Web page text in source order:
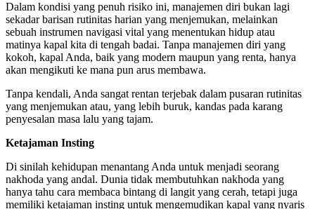
Dalam kondisi yang penuh risiko ini, manajemen diri bukan lagi
sekadar barisan rutinitas harian yang menjemukan, melainkan
sebuah instrumen navigasi vital yang menentukan hidup atau
matinya kapal kita di tengah badai. Tanpa manajemen diri yang
kokoh, kapal Anda, baik yang modern maupun yang renta, hanya
akan mengikuti ke mana pun arus membawa.
Tanpa kendali, Anda sangat rentan terjebak dalam pusaran rutinitas
yang menjemukan atau, yang lebih buruk, kandas pada karang
penyesalan masa lalu yang tajam.
Ketajaman Insting
Di sinilah kehidupan menantang Anda untuk menjadi seorang
nakhoda yang andal. Dunia tidak membutuhkan nakhoda yang
hanya tahu cara membaca bintang di langit yang cerah, tetapi juga
memiliki ketajaman insting untuk mengemudikan kapal yang nyaris